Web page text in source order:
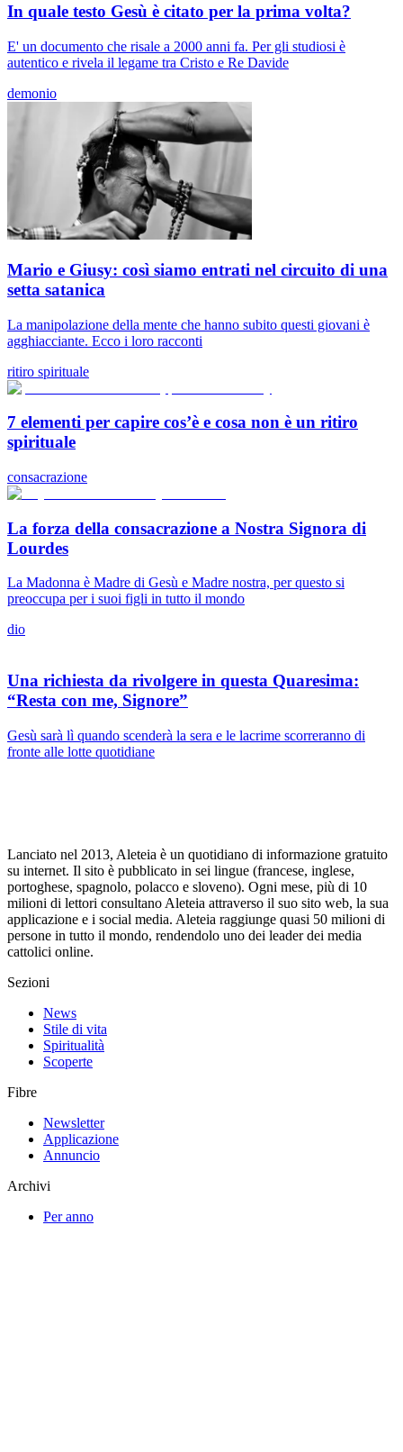
In quale testo Gesù è citato per la prima volta?
E' un documento che risale a 2000 anni fa. Per gli studiosi è
autentico e rivela il legame tra Cristo e Re Davide
demonio
Mario e Giusy: così siamo entrati nel circuito di una
setta satanica
La manipolazione della mente che hanno subito questi giovani è
agghiacciante. Ecco i loro racconti
ritiro spirituale
7 elementi per capire cos’è e cosa non è un ritiro
spirituale
consacrazione
La forza della consacrazione a Nostra Signora di
Lourdes
La Madonna è Madre di Gesù e Madre nostra, per questo si
preoccupa per i suoi figli in tutto il mondo
dio
Una richiesta da rivolgere in questa Quaresima:
“Resta con me, Signore”
Gesù sarà lì quando scenderà la sera e le lacrime scorreranno di
fronte alle lotte quotidiane
Lanciato nel 2013, Aleteia è un quotidiano di informazione gratuito
su internet. Il sito è pubblicato in sei lingue (francese, inglese,
portoghese, spagnolo, polacco e sloveno). Ogni mese, più di 10
milioni di lettori consultano Aleteia attraverso il suo sito web, la sua
applicazione e i social media. Aleteia raggiunge quasi 50 milioni di
persone in tutto il mondo, rendendolo uno dei leader dei media
cattolici online.
Sezioni
News
Stile di vita
Spiritualità
Scoperte
Fibre
Newsletter
Applicazione
Annuncio
Archivi
Per anno